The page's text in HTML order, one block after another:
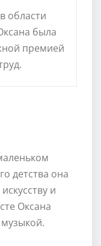
области
была
премией
детства она
и
Оксана